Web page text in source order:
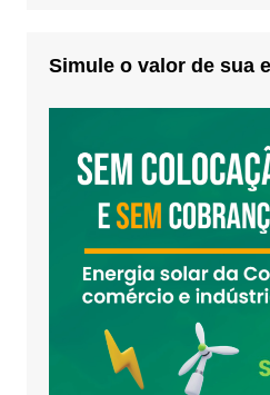
Simule o valor de sua